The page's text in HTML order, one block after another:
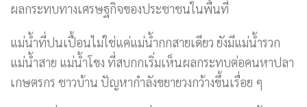
ผลกระทบทางเศรษฐกิจของประชาชนในพื้นที่
แม่น้ำที่ปนเปื้อนไม่ใช่แค่แม่น้ำกกสายเดียว ยังมีแม่น้ำรวก
แม่น้ำสาย แม่น้ำโขง ที่สบกกเริ่มเห็นผลกระทบต่อคนหาปลา
เกษตรกร ชาวบ้าน ปัญหากำลังขยายวงกว้างขึ้นเรื่อย ๆ